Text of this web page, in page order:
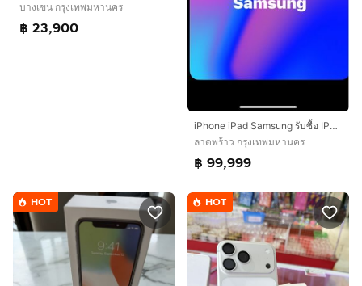
บางเขน กรุงเทพมหานคร
฿ 23,900
iPhone iPad Samsung รับซื้อ IPHONE 17 PROMAX 16 15,14,13 PROMAX PRO IPAD ทุกรุ่น รับซื้อ SAMSUNG ทุกรุ่น รับซื้อถึงที่ได้เลยครับ ราคาสูงสุด
ลาดพร้าว กรุงเทพมหานคร
฿ 99,999
HOT HOT